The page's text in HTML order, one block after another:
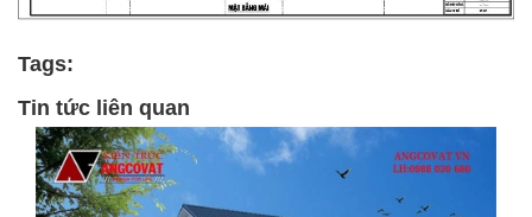
Tags:
Tin tức liên quan